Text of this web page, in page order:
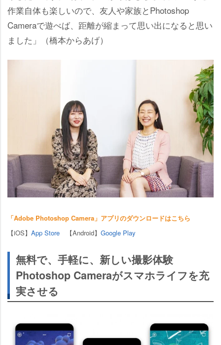
作業自体も楽しいので、友人や家族とPhotoshop
Cameraで遊べば、距離が縮まって思い出になると思い
ました」（橋本からあげ）
「Adobe Photoshop Camera」アプリのダウンロードはこちら
【iOS】 App Store 【Android】 Google Play
無料で、手軽に、新しい撮影体験
Photoshop Cameraがスマホライフを充
実させる